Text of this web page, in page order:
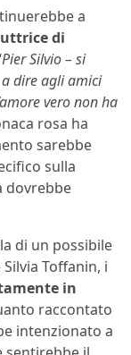
a
di
Pier Silvio – si
dire agli amici
vero non ha
rosa ha
sarebbe
sulla
dovrebbe
di un possibile
Toffanin, i
in
raccontato
intenzionato a